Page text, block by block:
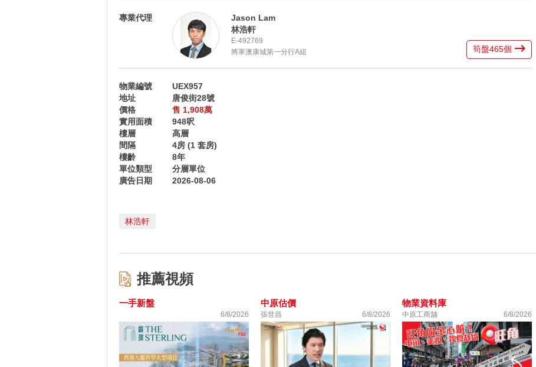
專業代理
Jason Lam
林浩軒
E-492769
將軍澳康城第一分行A組
筍盤465個
物業編號
UEX957
地址
唐俊街28號
價格
售 1,908萬
實用面積
948呎
樓層
高層
間隔
4房 (1 套房)
樓齡
8年
單位類型
分層單位
廣告日期
2026-08-06
林浩軒
推薦視頻
一手新盤
6/8/2026
中原估價
張世昌 6/8/2026
物業資料庫
中原工商舖 6/8/2026